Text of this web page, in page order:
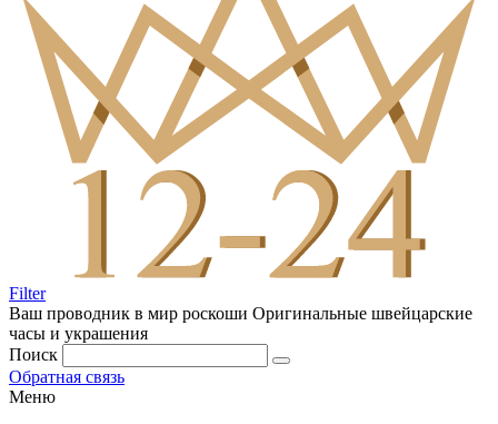
Filter
Ваш проводник в мир роскоши Оригинальные швейцарские
часы и украшения
Поиск
Обратная связь
Меню